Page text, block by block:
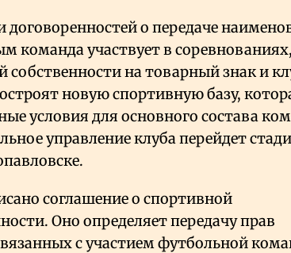
договоренностей о передаче
команда участвует в
собственности на товарный знак и
новую спортивную базу,
условия для основного состава
управление клуба перейдет
соглашение о спортивной
Оно определяет передачу прав
с участием футбольной